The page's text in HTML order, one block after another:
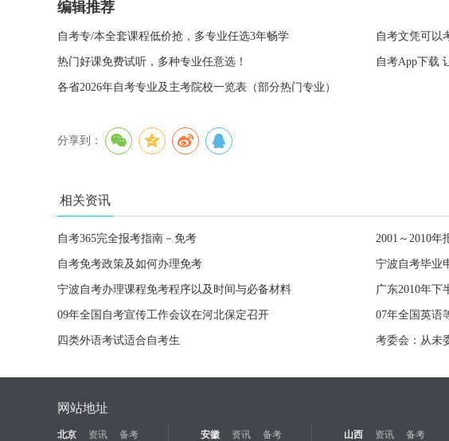
编辑推荐
自考专/本全套课程低价抢，多专业任选3年畅学 自考文凭可以
热门好课免费试听，多种专业任意选！ 自考App下载
各省2026年自考专业及主考院校一览表（部分热门专业）
分享到：
相关资讯
自考365完全报考指南－免考 2001～2010年
自考免考政策及如何办理免考 宁波自考毕业
宁波自考办理课程免考程序以及时间与必备材料 广东2010年下
09年全国自考宣传工作会议在河北保定召开 07年全国英语
四类外语考试适合自考生 考委会：从未
网站地址
北京 资讯 备考 安徽 资讯 备考 山西 资讯 备考